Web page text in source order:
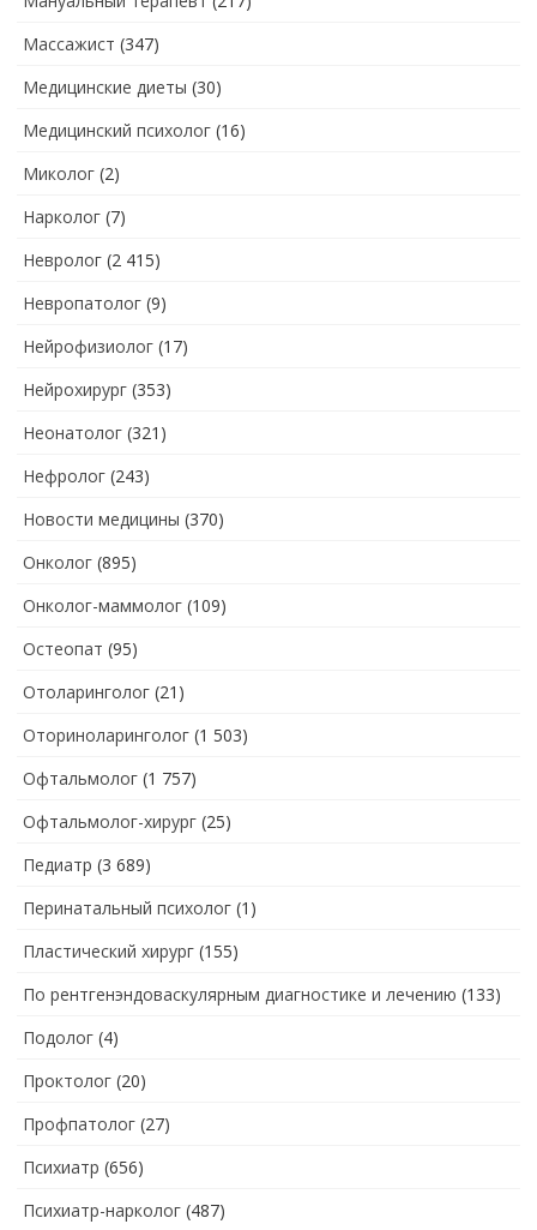
Массажист (347)
Медицинские диеты (30)
Медицинский психолог (16)
Миколог (2)
Нарколог (7)
Невролог (2 415)
Невропатолог (9)
Нейрофизиолог (17)
Нейрохирург (353)
Неонатолог (321)
Нефролог (243)
Новости медицины (370)
Онколог (895)
Онколог-маммолог (109)
Остеопат (95)
Отоларинголог (21)
Оториноларинголог (1 503)
Офтальмолог (1 757)
Офтальмолог-хирург (25)
Педиатр (3 689)
Перинатальный психолог (1)
Пластический хирург (155)
По рентгенэндоваскулярным диагностике и лечению (133)
Подолог (4)
Проктолог (20)
Профпатолог (27)
Психиатр (656)
Психиатр-нарколог (487)